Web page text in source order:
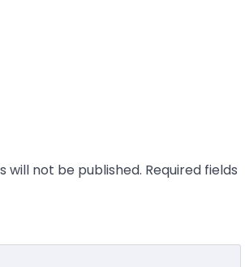
will not be published. Required fields